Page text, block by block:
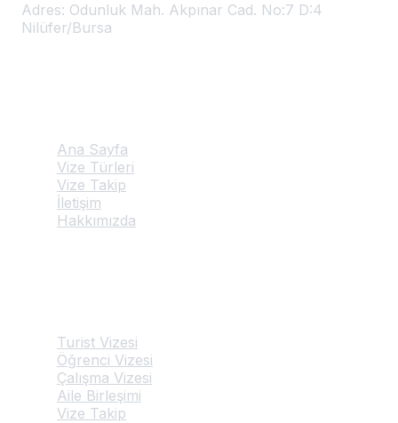
Adres: Odunluk Mah. Akpınar Cad. No:7 D:4
Nilüfer/Bursa
Ana Sayfa
Vize Türleri
Vize Takip
İletişim
Hakkımızda
Turist Vizesi
Öğrenci Vizesi
Çalışma Vizesi
Aile Birleşimi
Vize Takip